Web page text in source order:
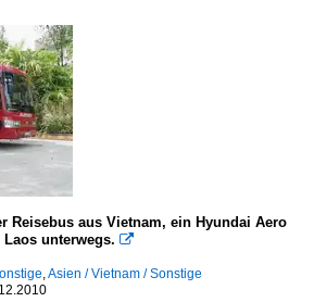
Reisebus aus Vietnam, ein Hyundai Aero
unterwegs. 
,Asien / Vietnam / Sonstige